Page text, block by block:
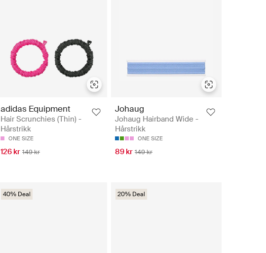
adidas Equipment
Hair Scrunchies (Thin) -
Hårstrikk
ONE SIZE
126 kr 149 kr
Johaug
Johaug Hairband Wide -
Hårstrikk
ONE SIZE
89 kr 149 kr
40% Deal 20% Deal